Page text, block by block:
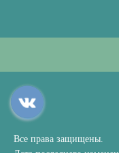
Все права защищены.